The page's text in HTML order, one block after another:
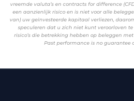
vreemde valuta’s en contracts for difference
een aanzienlijk risico en is niet voor alle
van) uw geïnvesteerde kapitaal verliezen,
speculeren dat u zich niet kunt veroorloven
risico’s die betrekking hebben op beleggen
Past performance is no guarantee